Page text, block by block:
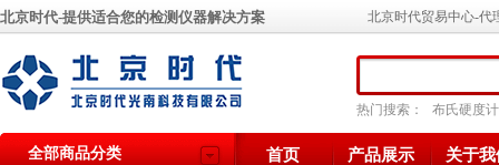
全部商品分类
北京时代-提供适合您的检测仪器解决方案
热门搜索： 布氏硬度计
首页 产品展示 关于我
北京时代贸易中心-代